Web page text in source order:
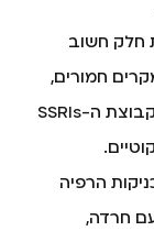
חלק חשוב
חמורים,
והסוגים העיקריים הם נוגדי דיכאון מקבוצת ה-SSRIs
הרפיה
עם חרדה,